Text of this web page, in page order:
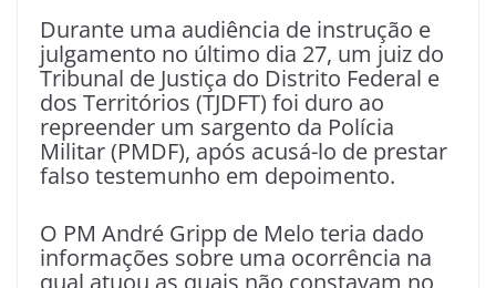
Durante uma audiência de instrução e
julgamento no último dia 27, um juiz do
Tribunal de Justiça do Distrito Federal e
dos Territórios (TJDFT) foi duro ao
repreender um sargento da Polícia
Militar (PMDF), após acusá-lo de prestar
falso testemunho em depoimento.
O PM André Gripp de Melo teria dado
informações sobre uma ocorrência na
qual atuou as quais não constavam no